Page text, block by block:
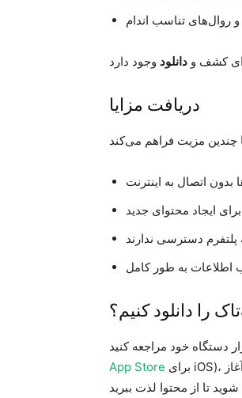
کشف و دانلود
دریافت مزایا
را دانلود کنیم؟
App Store